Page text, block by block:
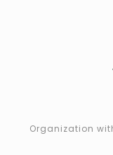
Organization